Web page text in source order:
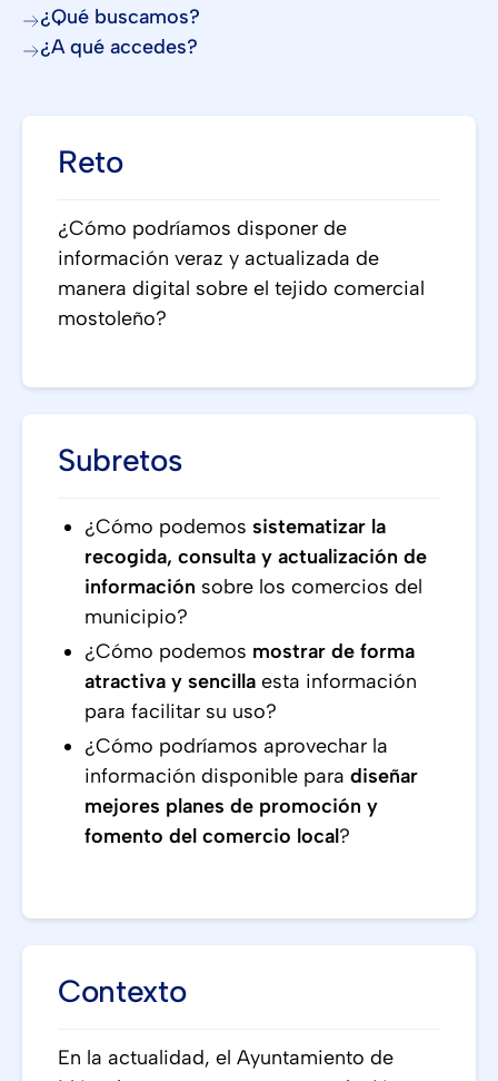
¿Qué buscamos?
¿A qué accedes?
Reto
¿Cómo podríamos disponer de
información veraz y actualizada de
manera digital sobre el tejido comercial
mostoleño?
Subretos
¿Cómo podemos sistematizar la
recogida, consulta y actualización de
información sobre los comercios del
municipio?
¿Cómo podemos mostrar de forma
atractiva y sencilla esta información
para facilitar su uso?
¿Cómo podríamos aprovechar la
información disponible para diseñar
mejores planes de promoción y
fomento del comercio local?
Contexto
En la actualidad, el Ayuntamiento de